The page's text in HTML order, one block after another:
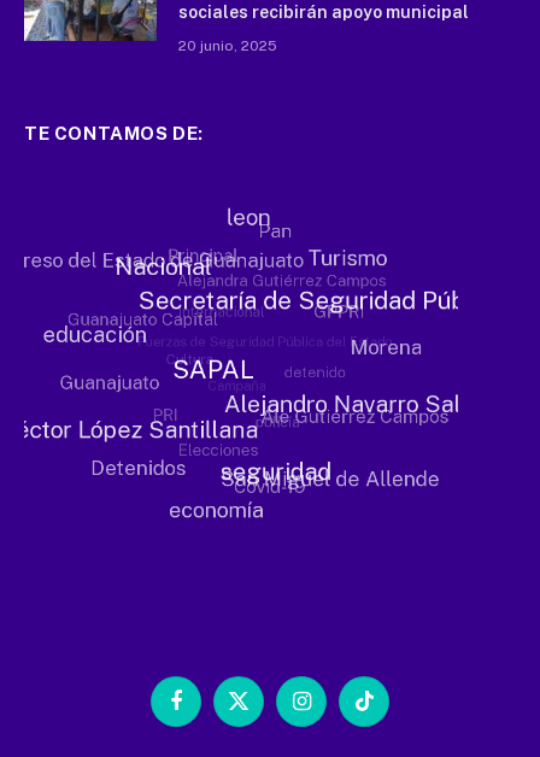
sociales recibirán apoyo municipal
20 junio, 2025
TE CONTAMOS DE:
Facebook
X
InstagramTikTok